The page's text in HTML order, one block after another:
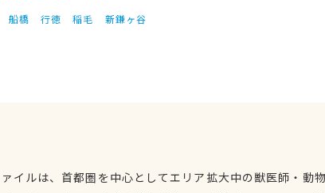
船橋 行徳 稲毛 新鎌ヶ谷
イルは、首都圏を中心としてエリア拡大中の獣医師・動